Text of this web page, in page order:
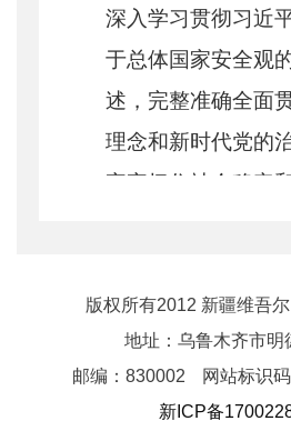
深入学习贯彻习近
于总体国家安全观
述，完整准确全面
理念和新时代党的
牢牢扭住社会稳定
党中央赋予新疆的“
位”，坚持统筹发展
实推进自治区国家
版权所有2012 新疆维吾
地址：乌鲁木齐市明
邮编：830002
网站标识
新ICP备